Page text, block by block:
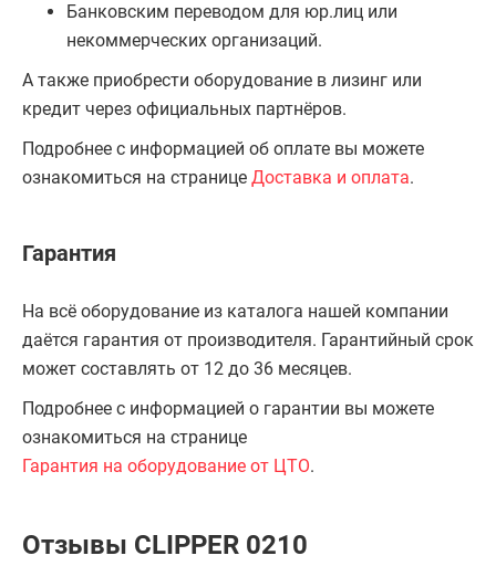
Банковским переводом для юр.лиц или
некоммерческих организаций.
А также приобрести оборудование в лизинг или
кредит через официальных партнёров.
Подробнее с информацией об оплате вы можете
ознакомиться на странице Доставка и оплата.
Гарантия
На всё оборудование из каталога нашей компании
даётся гарантия от производителя. Гарантийный срок
может составлять от 12 до 36 месяцев.
Подробнее с информацией о гарантии вы можете
ознакомиться на странице
Гарантия на оборудование от ЦТО.
Отзывы CLIPPER 0210